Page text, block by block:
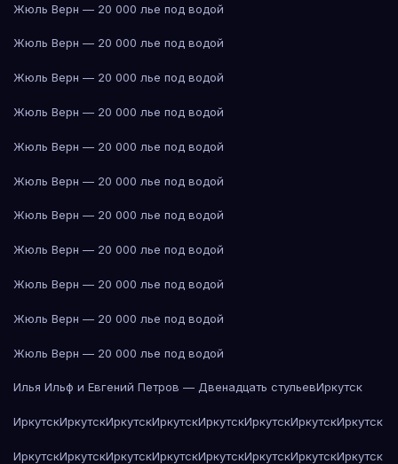
Жюль Верн — 20 000 лье под водой
Жюль Верн — 20 000 лье под водой
Жюль Верн — 20 000 лье под водой
Жюль Верн — 20 000 лье под водой
Жюль Верн — 20 000 лье под водой
Жюль Верн — 20 000 лье под водой
Жюль Верн — 20 000 лье под водой
Жюль Верн — 20 000 лье под водой
Жюль Верн — 20 000 лье под водой
Жюль Верн — 20 000 лье под водой
Жюль Верн — 20 000 лье под водой
Илья Ильф и Евгений Петров — Двенадцать стульевИркутск
ИркутскИркутскИркутскИркутскИркутскИркутскИркутскИркутск
ИркутскИркутскИркутскИркутскИркутскИркутскИркутскИркутск